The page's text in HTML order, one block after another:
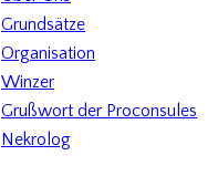
Grundsätze
Organisation
Winzer
Grußwort der Proconsules
Nekrolog